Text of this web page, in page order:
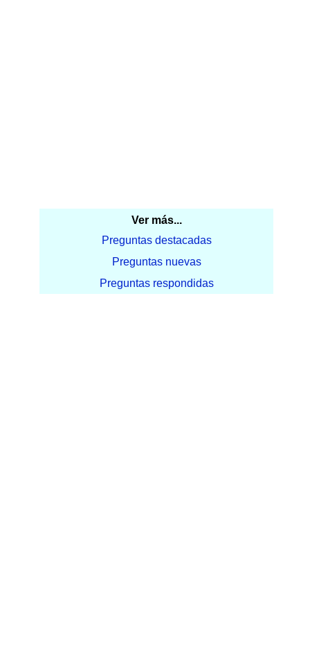
Ver más...
Preguntas destacadas
Preguntas nuevas
Preguntas respondidas